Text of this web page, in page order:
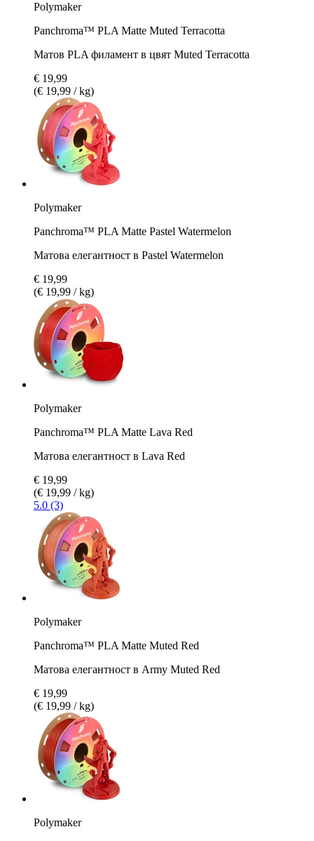
Polymaker
Panchroma™ PLA Matte Muted Terracotta
Матов PLA филамент в цвят Muted Terracotta
€ 19,99
(€ 19,99 / kg)
Polymaker
Panchroma™ PLA Matte Pastel Watermelon
Матова елегантност в Pastel Watermelon
€ 19,99
(€ 19,99 / kg)
Polymaker
Panchroma™ PLA Matte Lava Red
Матова елегантност в Lava Red
€ 19,99
(€ 19,99 / kg)
5.0 (3)
Polymaker
Panchroma™ PLA Matte Muted Red
Матова елегантност в Army Muted Red
€ 19,99
(€ 19,99 / kg)
Polymaker